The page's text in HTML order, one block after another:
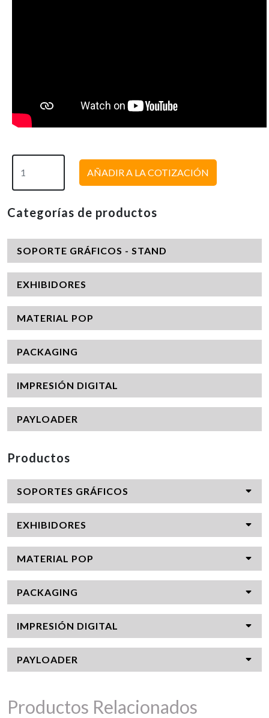
AÑADIR A LA COTIZACIÓN
Categorías de productos
SOPORTE GRÁFICOS - STAND
EXHIBIDORES
MATERIAL POP
PACKAGING
IMPRESIÓN DIGITAL
PAYLOADER
Productos
SOPORTES GRÁFICOS
EXHIBIDORES
MATERIAL POP
PACKAGING
IMPRESIÓN DIGITAL
PAYLOADER
Productos Relacionados